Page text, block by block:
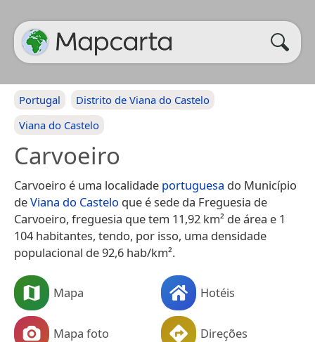
Portugal
Distrito de Viana do Castelo
Viana do Castelo
Carvoeiro
Carvoeiro é uma localidade portuguesa do Município
deViana do Castelo que é sede da Freguesia de
Carvoeiro, freguesia que tem 11,92 km² de área e 1
104 habitantes, tendo, por isso, uma densidade
populacional de 92,6 hab/km².
Mapa Hotéis
Mapa foto Direções